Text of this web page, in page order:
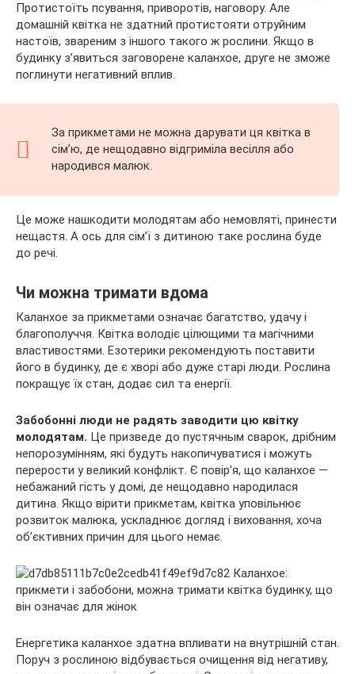
Протистоїть псування, приворотів, наговору. Але
домашній квітка не здатний протистояти отруйним
настоїв, звареним з іншого такого ж рослини. Якщо в
будинку з’явиться заговорене каланхое, друге не зможе
поглинути негативний вплив.
За прикметами не можна дарувати ця квітка в
сім’ю, де нещодавно відгриміла весілля або
народився малюк.
Це може нашкодити молодятам або немовляті, принести
нещастя. А ось для сім’ї з дитиною таке рослина буде
до речі.
Чи можна тримати вдома
Каланхое за прикметами означає багатство, удачу і
благополуччя. Квітка володіє цілющими та магічними
властивостями. Езотерики рекомендують поставити
його в будинку, де є хворі або дуже старі люди. Рослина
покращує їх стан, додає сил та енергії.
Забобонні люди не радять заводити цю квітку
молодятам. Це призведе до пустячным сварок, дрібним
непорозумінням, які будуть накопичуватися і можуть
перерости у великий конфлікт. Є повір’я, що каланхое —
небажаний гість у домі, де нещодавно народилася
дитина. Якщо вірити прикметам, квітка уповільнює
розвиток малюка, ускладнює догляд і виховання, хоча
об’єктивних причин для цього немає.
Енергетика каланхое здатна впливати на внутрішній стан.
Поруч з рослиною відбувається очищення від негативу,